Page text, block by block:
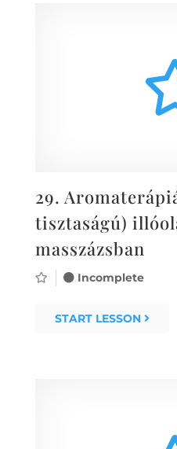
29.
tisztaságú)
masszázsban
Incomplete
START LESSON